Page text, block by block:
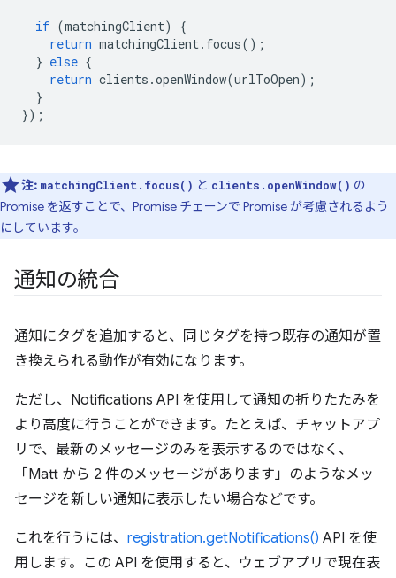
if (matchingClient)
{
return matchingClient. focus();
} else {
return clients .openWindow(urlToOpen);
}
});
注: matchingClient.focus() と clients.openWindow() の
Promise を返すことで、Promise チェーンで Promise が考慮されるよう
にしています。
通知の統合
通知にタグを追加すると、同じタグを持つ既存の通知が置
き換えられる動作が有効になります。
ただし、Notifications API を使用して通知の折りたたみを
より高度に行うことができます。たとえば、チャットアプ
リで、最新のメッセージのみを表示するのではなく、
「Matt から 2 件のメッセージがあります」のようなメッ
セージを新しい通知に表示したい場合などです。
これを行うには、 registration.getNotifications() API を使
用します。この API を使用すると、ウェブアプリで現在表